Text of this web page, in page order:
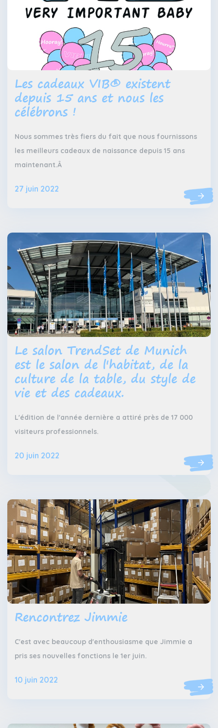
Les cadeaux VIB® existent
depuis 15 ans et nous les
célébrons !
Nous sommes très fiers du fait que nous fournissons
les meilleurs cadeaux de naissance depuis 15 ans
maintenant.Â
27 juin 2022
Le salon TrendSet de Munich
est le salon de l'habitat, de la
culture de la table, du style de
vie et des cadeaux.
L'édition de l'année dernière a attiré près de 17 000
visiteurs professionnels.
20 juin 2022
Rencontrez Jimmie
C'est avec beaucoup d'enthousiasme que Jimmie a
pris ses nouvelles fonctions le 1er juin.
10 juin 2022